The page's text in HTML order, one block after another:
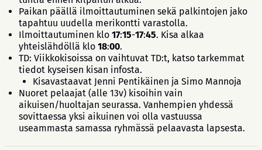
Paikan päällä ilmoittautuminen sekä palkintojen jako
tapahtuu uudella merikontti varastolla.
Ilmoittautuminen klo 17:15-17:45. Kisa alkaa
yhteislähdöllä klo 18:00.
TD: Viikkokisoissa on vaihtuvat TD:t, katso tarkemmat
tiedot kyseisen kisan infosta.
Kisavastaavat Jenni Pentikäinen ja Simo Mannoja
Nuoret pelaajat (alle 13v) kisoihin vain
aikuisen/huoltajan seurassa. Vanhempien yhdessä
sovittaessa yksi aikuinen voi olla vastuussa
useammasta samassa ryhmässä pelaavasta lapsesta.